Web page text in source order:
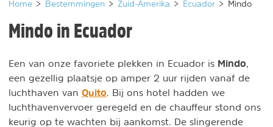
Home > Bestemmingen > Zuid-Amerika > Ecuador > Mindo
Mindo in Ecuador
Een van onze favoriete plekken in Ecuador is Mindo
een gezellig plaatsje op amper 2 uur rijden vanaf de
luchthaven van Quito . Bij ons hotel hadden we
luchthavenvervoer geregeld en de chauffeur stond ons
keurig op te wachten bij aankomst. De slingerende